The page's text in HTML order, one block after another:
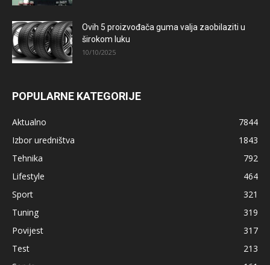
Ovih 5 proizvođača guma valja zaobilaziti u
širokom luku
10/10/2025
POPULARNE KATEGORIJE
Aktualno
7844
Izbor uredništva
1843
Tehnika
792
Lifestyle
464
Sport
321
Tuning
319
Povijest
317
Test
213